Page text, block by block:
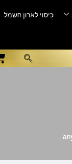
כיסוי לארון חשמל